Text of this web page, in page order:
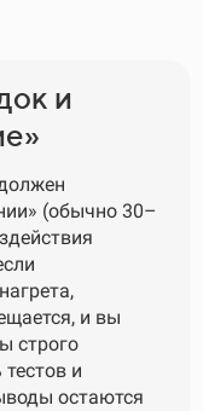
и
(обычно 30–
и вы
строго
и
остаются